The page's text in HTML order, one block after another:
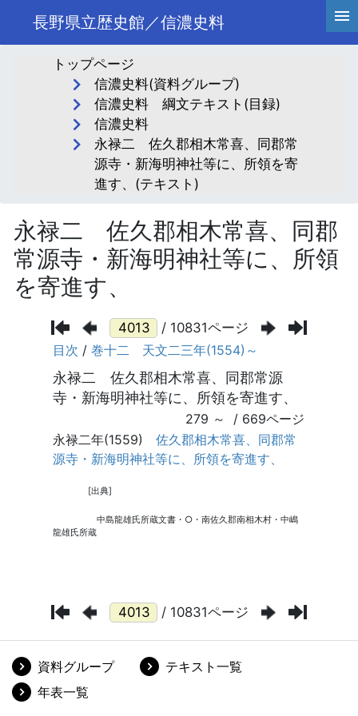
長野県立歴史館／信濃史料
トップページ
信濃史料(資料グループ)
信濃史料 綱文テキスト(目録)
信濃史料
永禄二 佐久郡相木常喜、同郡常
源寺・新海明神社等に、所領を寄
進す、(テキスト)
永禄二 佐久郡相木常喜、同郡
常源寺・新海明神社等に、所領
を寄進す、
/ 10831ページ
/ 10831ページ
資料グループ
テキスト一覧
年表一覧